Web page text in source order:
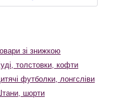
зі знижкою
толстовки, кофти
футболки, лонгсліви
Штани, шорти